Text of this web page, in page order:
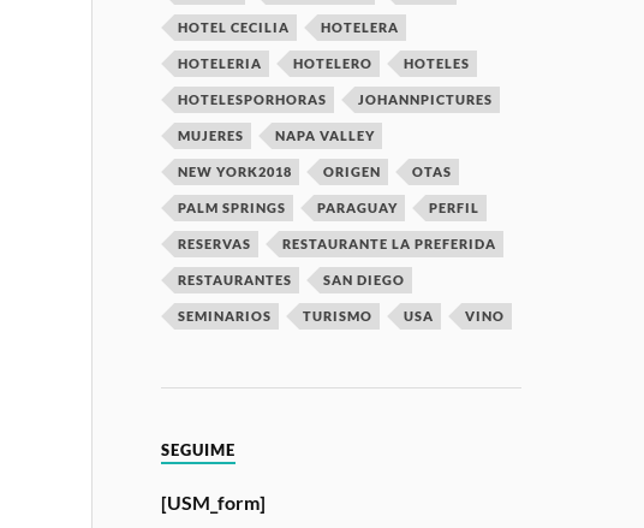
HOTEL CECILIA HOTELERA
HOTELERIA HOTELERO HOTELES
HOTELESPORHORAS JOHANNPICTURES
MUJERES NAPA VALLEY
NEW YORK2018 ORIGEN OTAS
PALM SPRINGS PARAGUAY PERFIL
RESERVAS RESTAURANTE LA PREFERIDA
RESTAURANTES SAN DIEGO
SEMINARIOS TURISMO USA VINO
SEGUIME
[USM_form]